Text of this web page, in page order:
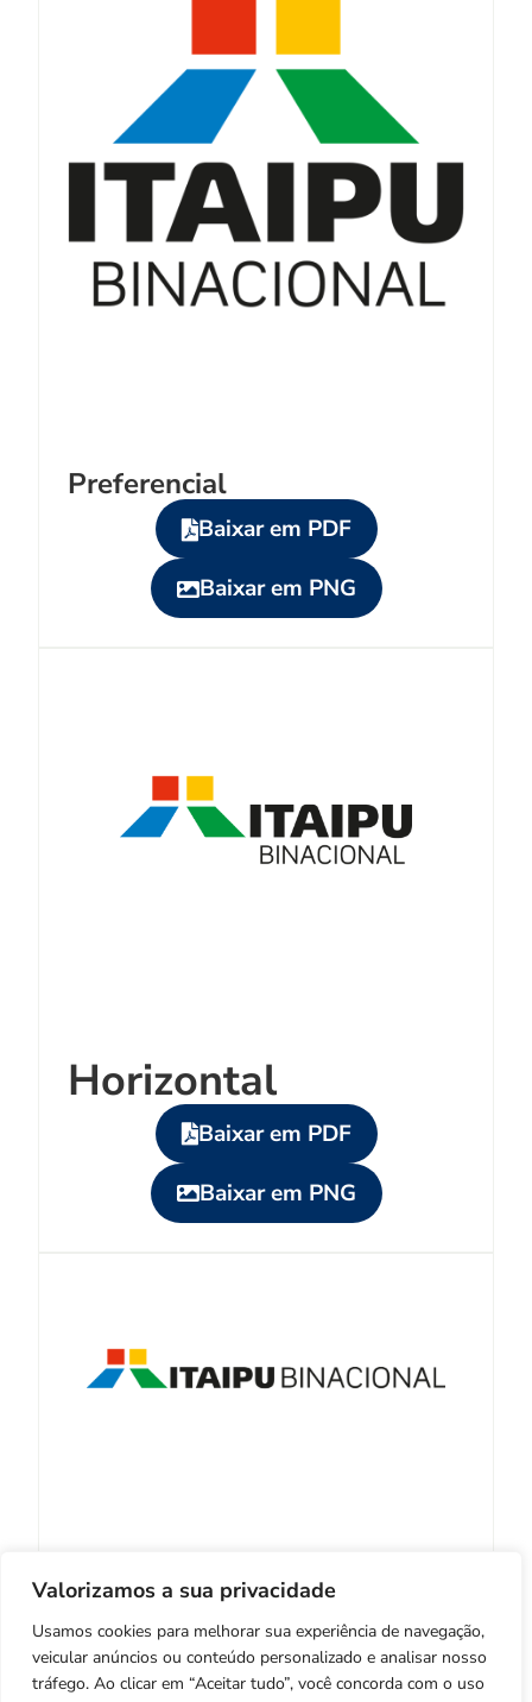
Valorizamos a sua privacidade
Usamos cookies para melhorar sua experiência de navegação,
veicular anúncios ou conteúdo personalizado e analisar nosso
tráfego. Ao clicar em “Aceitar tudo”, você concorda com o uso
Preferencial
Baixar em PDF
Baixar em PNG
Horizontal
Baixar em PDF
Baixar em PNG
Estendida
Baixar em PNG